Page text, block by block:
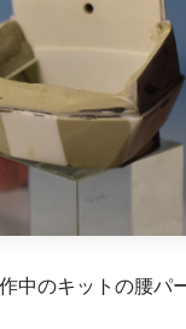
中のキットの腰パ